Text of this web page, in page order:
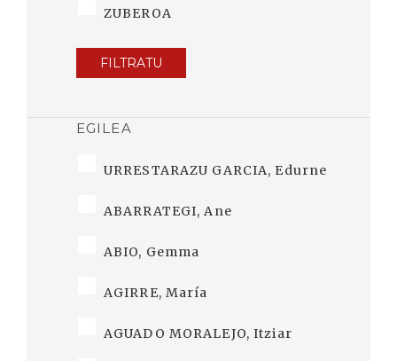
ZUBEROA
FILTRATU
EGILEA
URRESTARAZU GARCIA, Edurne
ABARRATEGI, Ane
ABIO, Gemma
AGIRRE, María
AGUADO MORALEJO, Itziar